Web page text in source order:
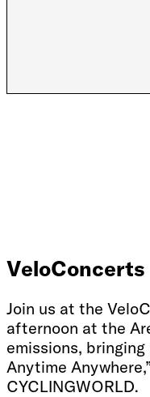
VeloConcerts
Join us at the
afternoon at the
emissions,
Anytime
CYCLINGWORLD.